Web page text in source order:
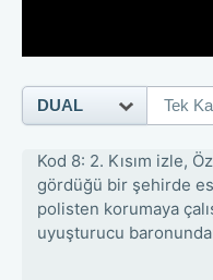
Kod 8: 2. Kısım izle,
gördüğü bir şehirde
polisten korumaya
uyuşturucu
DUAL Tek